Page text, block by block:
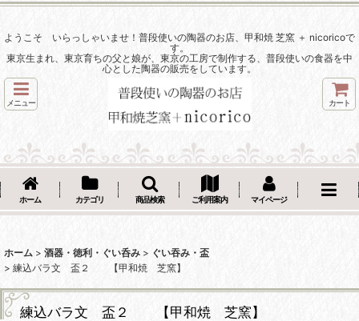
ようこそ いらっしゃいませ！普段使いの陶器のお店、甲和焼 芝窯 ＋ nicoricoで
す。
東京生まれ、東京育ちの父と娘が、東京の工房で制作する、普段使いの食器を中
心とした陶器の販売をしています。
メニュー カート
ホーム カテゴリ 商品検索 ご利用案内 マイページ
ホーム > 酒器・徳利・ぐい呑み > ぐい吞み・盃
> 練込バラ文 盃２ 【甲和焼 芝窯】
練込バラ文 盃２ 【甲和焼 芝窯】